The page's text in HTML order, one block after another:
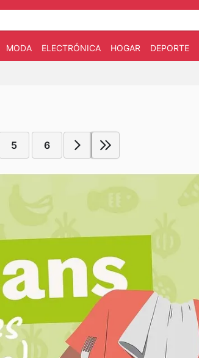
MODA ELECTRÓNICA HOGAR DEPORTE
5 6